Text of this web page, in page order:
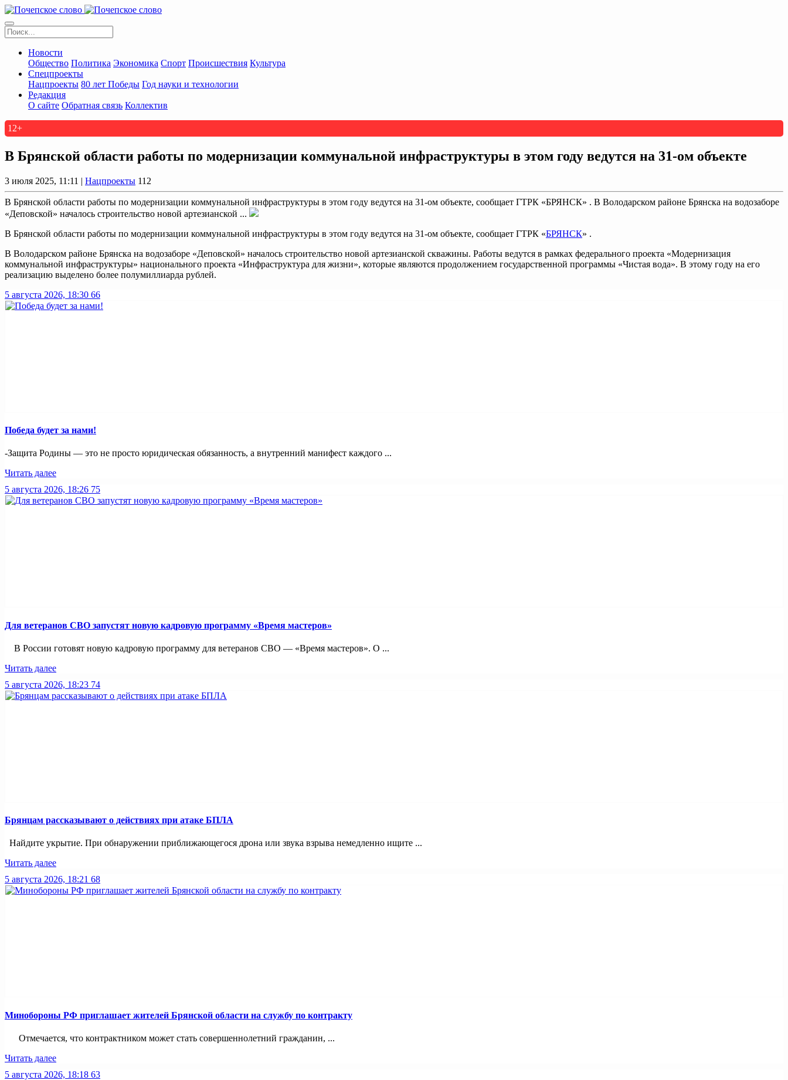
Новости
Общество Политика Экономика Спорт Происшествия Культура
Спецпроекты
Нацпроекты 80 лет Победы Год науки и технологии
Редакция
О сайте Обратная связь Коллектив
12+
В Брянской области работы по модернизации коммунальной инфраструктуры в этом году ведутся на 31-ом объекте
3 июля 2025, 11:11 | Нацпроекты 112
В Брянской области работы по модернизации коммунальной инфраструктуры в этом году ведутся на 31-ом объекте, сообщает ГТРК «БРЯНСК» . В Володарском районе Брянска на водозаборе
«Деповской» началось строительство новой артезианской ...
В Брянской области работы по модернизации коммунальной инфраструктуры в этом году ведутся на 31-ом объекте, сообщает ГТРК «БРЯНСК» .
В Володарском районе Брянска на водозаборе «Деповской» началось строительство новой артезианской скважины. Работы ведутся в рамках федерального проекта «Модернизация
коммунальной инфраструктуры» национального проекта «Инфраструктура для жизни», которые являются продолжением государственной программы «Чистая вода». В этому году на его
реализацию выделено более полумиллиарда рублей.
5 августа 2026, 18:30 66
Победа будет за нами!
-Защита Родины — это не просто юридическая обязанность, а внутренний манифест каждого ...
Читать далее
5 августа 2026, 18:26 75
Для ветеранов СВО запустят новую кадровую программу «Время мастеров»
В России готовят новую кадровую программу для ветеранов СВО — «Время мастеров». О ...
Читать далее
5 августа 2026, 18:23 74
Брянцам рассказывают о действиях при атаке БПЛА
Найдите укрытие. При обнаружении приближающегося дрона или звука взрыва немедленно ищите ...
Читать далее
5 августа 2026, 18:21 68
Минобoроны РФ приглaшaет житeлeй Брянской области на службу по контракту
Отмечается, что контрактником может стать совершеннолетний гражданин, ...
Читать далее
5 августа 2026, 18:18 63